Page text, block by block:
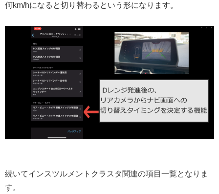
何km/hになると切り替わるという形になります。
続いてインスツルメントクラスタ関連の項目一覧となりま
す。